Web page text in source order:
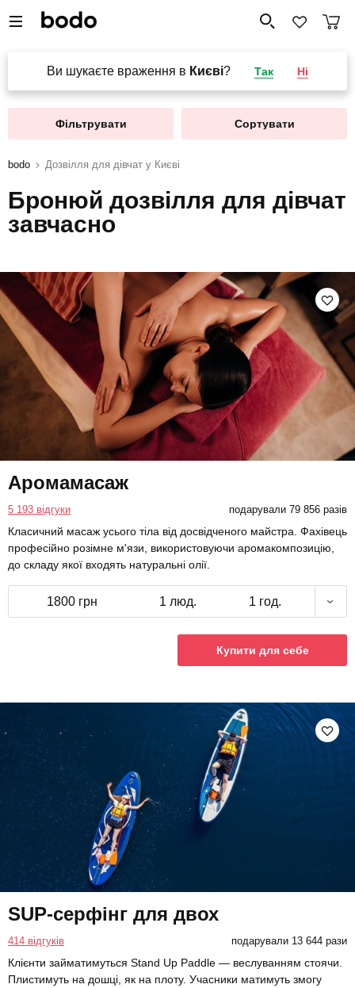
Ви шукаєте враження в Києві? Так Ні
Фільтрувати Сортувати
bodo Дозвілля для дівчат у Києві
Бронюй дозвілля для дівчат
завчасно
Аромамасаж
5 193 відгуки подарували 79 856 разів
Класичний масаж усього тіла від досвідченого майстра. Фахівець
професійно розімне м'язи, використовуючи аромакомпозицію,
до складу якої входять натуральні олії.
1800 грн 1 люд. 1 год.
Купити для себе
SUP-серфінг для двох
414 відгуків подарували 13 644 рази
Клієнти займатимуться Stand Up Paddle — веслуванням стоячи.
Плистимуть на дошці, як на плоту. Учасники матимуть змогу